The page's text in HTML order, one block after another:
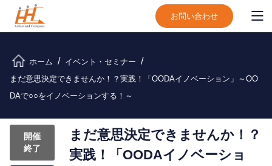
お問い合わせ
ホーム
イベント・セミナー
まだ意思決定できませんか！？実践！「OODAイノベーション」～OO
DAで○○をイノベーションする！～
開催
終了
まだ意思決定できませんか！？
実践！「OODAイノベーショ